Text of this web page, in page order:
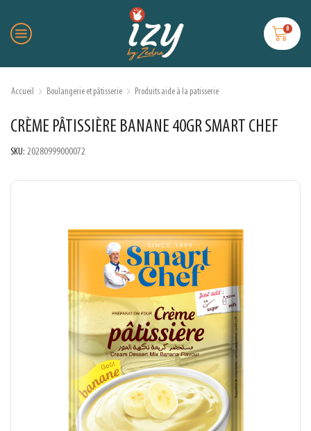
0
Accueil Boulangerie et pâtisserie Produits aide à la patisserie
CRÈME PÂTISSIÈRE BANANE 40GR SMART CHEF
SKU: 20280999000072